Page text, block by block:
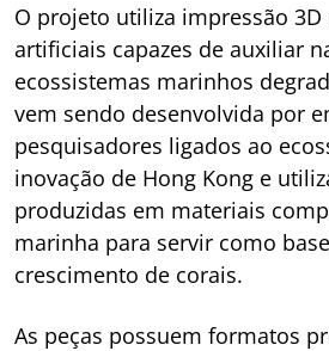
O projeto utiliza impressão
artificiais capazes de auxiliar
ecossistemas marinhos
vem sendo desenvolvida por
pesquisadores ligados ao
inovação de Hong Kong e
produzidas em materiais
marinha para servir como
crescimento de corais.
As peças possuem formatos